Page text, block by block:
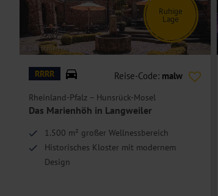
© Das Marienhöh
Ruhige
Lage
RRRR Reise-Code: malw
Rheinland-Pfalz – Hunsrück-Mosel
Das Marienhöh in Langweiler
1.500 m² großer Wellnessbereich
Historisches Kloster mit modernem
Design